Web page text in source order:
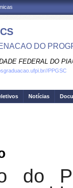
DO
FEDERAL DO
PPGSC
Notícias
do